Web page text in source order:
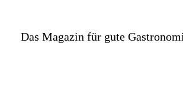
Das Magazin für gute